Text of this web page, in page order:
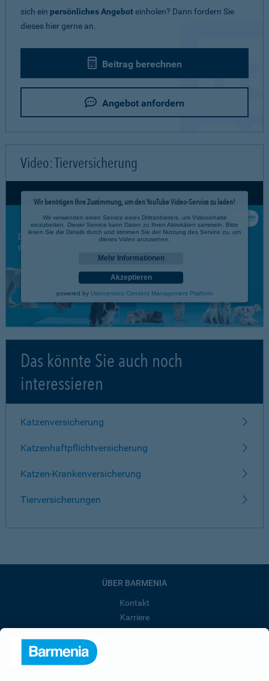
sich ein persönliches Angeboteinholen? Dann fordern Sie
dieses hier gerne an.
Beitrag berechnen
Angebot anfordern
Video: Tierversicherung
Wir benötigen Ihre Zustimmung, um den YouTube Video-Service zu laden!
Wir verwenden einen Service eines Drittanbieters, um Videoinhalte
einzubetten. Dieser Service kann Daten zu Ihren Aktivitäten sammeln. Bitte
lesen Sie die Details durch und stimmen Sie der Nutzung des Service zu, um
dieses Video anzusehen.
Mehr Informationen
Akzeptieren
powered by Usercentrics Consent Management Platform
Das könnte Sie auch noch
interessieren
Katzenversicherung
Katzenhaftpflichtversicherung
Katzen-Krankenversicherung
Tierversicherungen
ÜBER BARMENIA
Kontakt
Karriere